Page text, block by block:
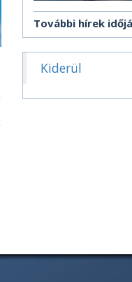
További hírek
Kiderül